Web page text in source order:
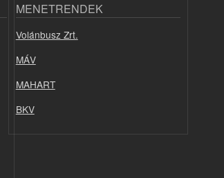
MENETRENDEK
Volánbusz Zrt.
MÁV
MAHART
BKV